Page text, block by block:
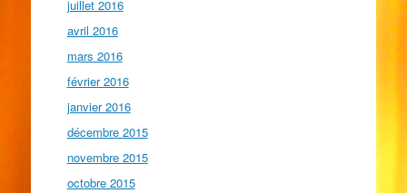
juillet 2016
avril 2016
mars 2016
février 2016
janvier 2016
décembre 2015
novembre 2015
octobre 2015